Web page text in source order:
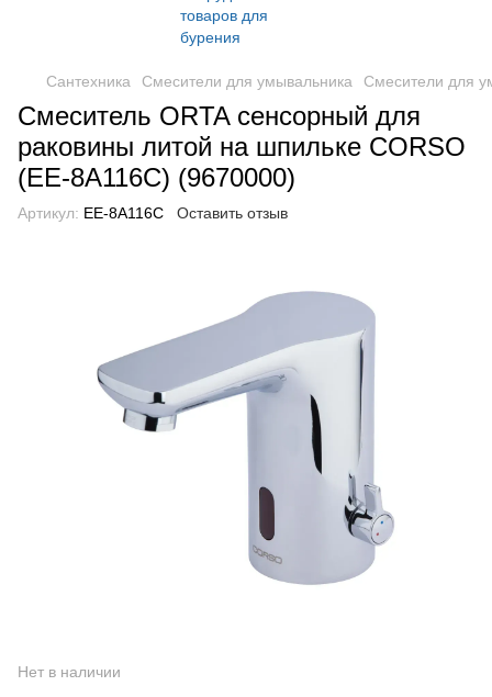
Сантехника Смесители для умывальника Смесители для
Смеситель ORTA сенсорный для
раковины литой на шпильке CORSO
(EE-8A116C) (9670000)
Артикул: EE-8A116C Оставить отзыв
Нет в наличии